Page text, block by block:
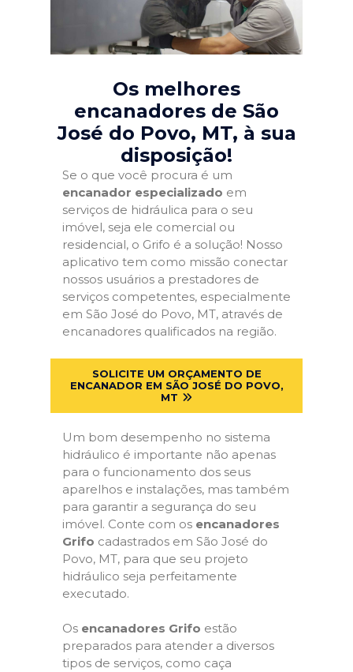
Os melhores
encanadores de São
José do Povo, MT, à sua
disposição!
Se o que você procura é um
encanador especializado em
serviços de hidráulica para o seu
imóvel, seja ele comercial ou
residencial, o Grifo é a solução! Nosso
aplicativo tem como missão conectar
nossos usuários a prestadores de
serviços competentes, especialmente
em São José do Povo, MT, através de
encanadores qualificados na região.
SOLICITE UM ORÇAMENTO DE
ENCANADOR EM SÃO JOSÉ DO POVO,
MT
Um bom desempenho no sistema
hidráulico é importante não apenas
para o funcionamento dos seus
aparelhos e instalações, mas também
para garantir a segurança do seu
imóvel. Conte com os encanadores
Grifo cadastrados em São José do
Povo, MT, para que seu projeto
hidráulico seja perfeitamente
executado.
Os encanadores Grifo estão
preparados para atender a diversos
tipos de serviços, como caça